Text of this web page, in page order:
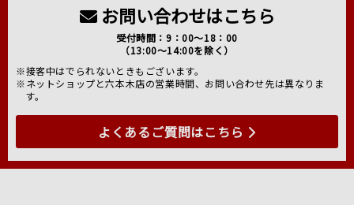
お問い合わせはこちら
受付時間：9：00～18：00
（13:00～14:00を除く）
※接客中はでられないときもございます。
※ネットショップと六本木店の営業時間、お問い合わせ先は異なりま
す。
よくあるご質問はこちら